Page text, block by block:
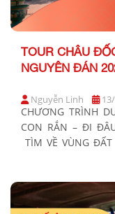
TOUR CHÂU
NGUYÊN ĐÁN
Nguyễn Linh
CHƯƠNG TRÌNH
CON RẮN – ĐI
TÌM VỀ VÙNG